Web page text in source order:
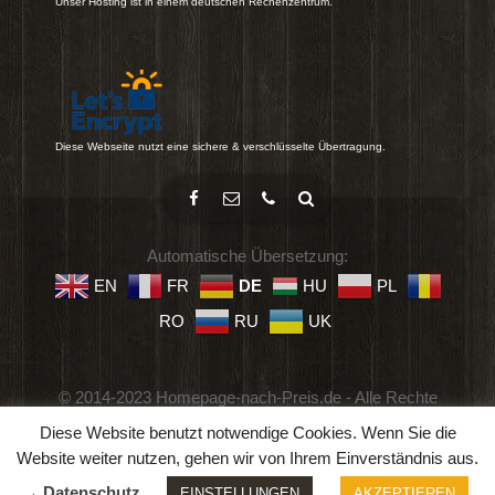
Diese Webseite nutzt eine sichere & verschlüsselte Übertragung.
Automatische Übersetzung:
EN
FR DE HU
PL
RO
RU UK
© 2014-2023 Homepage-nach-Preis.de - Alle Rechte
Geschäftsbedingungen
Diese Website benutzt notwendige Cookies. Wenn Sie die
Website weiter nutzen, gehen wir von Ihrem Einverständnis aus.